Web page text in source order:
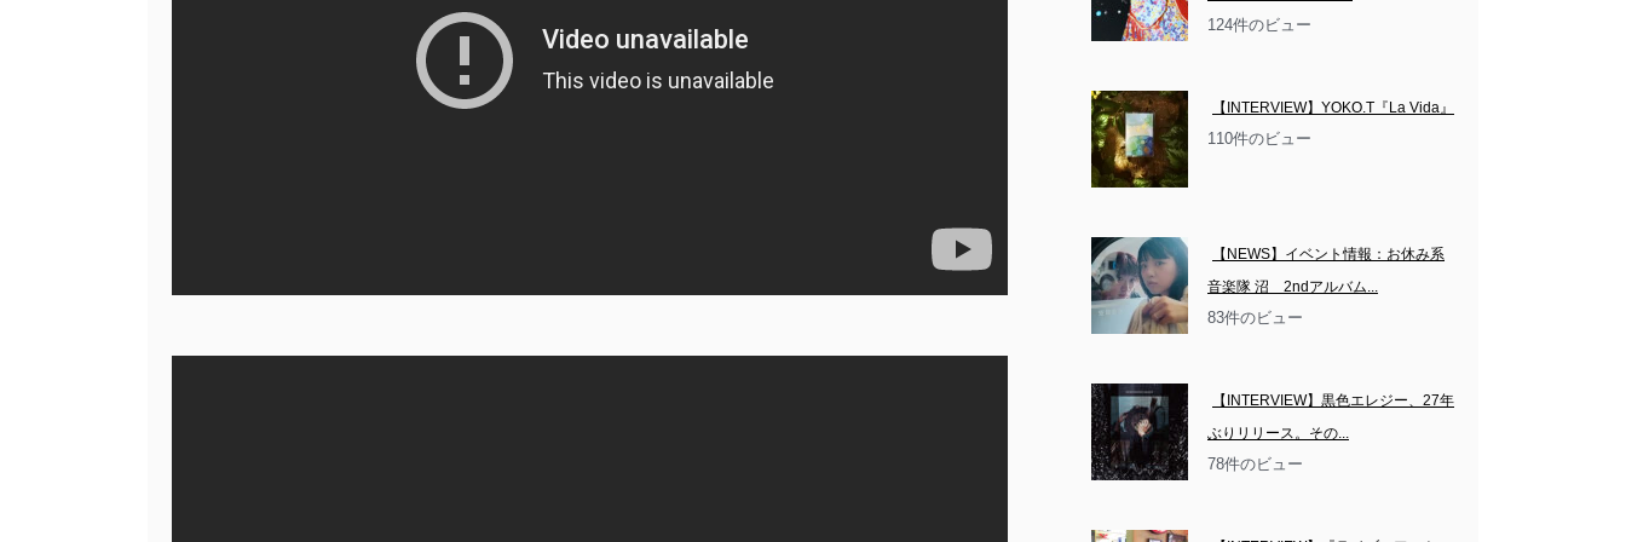
124件のビュー
【INTERVIEW】YOKO.T『La Vida』
110件のビュー
【NEWS】イベント情報：お休み系
音楽隊 沼　2ndアルバム...
83件のビュー
【INTERVIEW】黒色エレジー、27年
ぶりリリース。その...
78件のビュー